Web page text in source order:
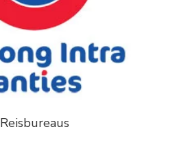
Reisbureaus